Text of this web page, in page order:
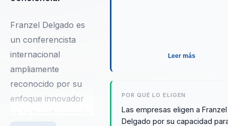
Franzel Delgado es
un conferencista
internacional
ampliamente
reconocido por su
enfoque innovador
Leer más
POR QUÉ LO ELIGEN
Las empresas eligen a Franzel
Delgado por su capacidad